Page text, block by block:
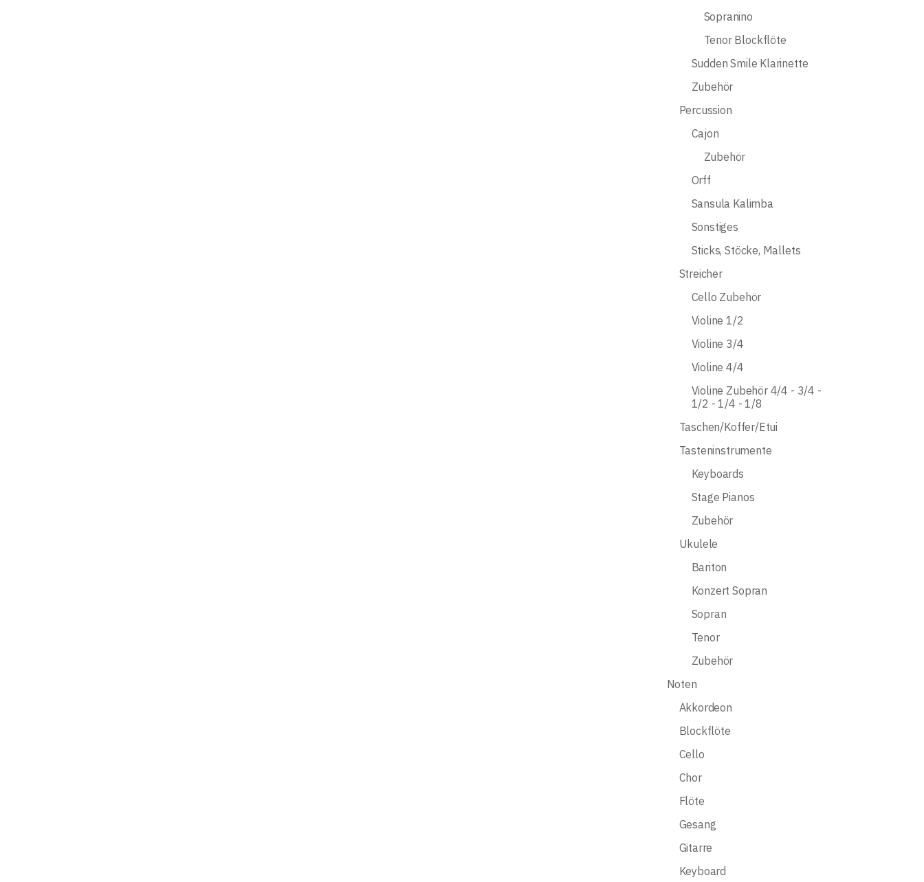
Sopranino
Tenor Blockflöte
Sudden Smile Klarinette
Zubehör
Percussion
Cajon
Zubehör
Orff
Sansula Kalimba
Sonstiges
Sticks, Stöcke, Mallets
Streicher
Cello Zubehör
Violine 1/2
Violine 3/4
Violine 4/4
Violine Zubehör 4/4 - 3/4 -
1/2 - 1/4 - 1/8
Taschen/Koffer/Etui
Tasteninstrumente
Keyboards
Stage Pianos
Zubehör
Ukulele
Bariton
Konzert Sopran
Sopran
Tenor
Zubehör
Noten
Akkordeon
Blockflöte
Cello
Chor
Flöte
Gesang
Gitarre
Keyboard